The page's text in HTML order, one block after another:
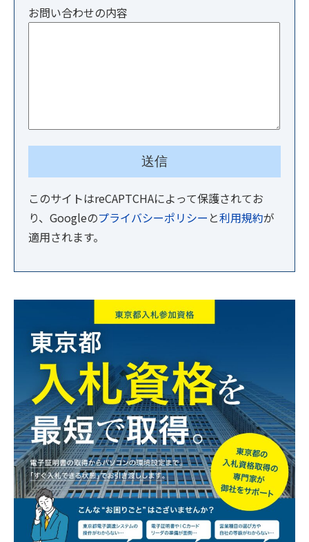
お問い合わせの内容
このサイトはreCAPTCHAによって保護されてお
り、Googleのプライバシーポリシー と利用規約が
適用されます。